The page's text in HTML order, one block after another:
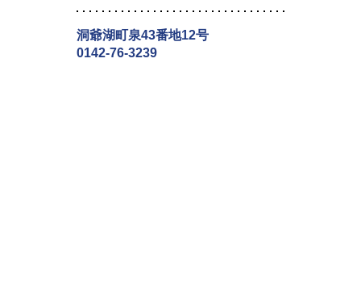
洞爺湖町泉43番地12号
0142-76-3239